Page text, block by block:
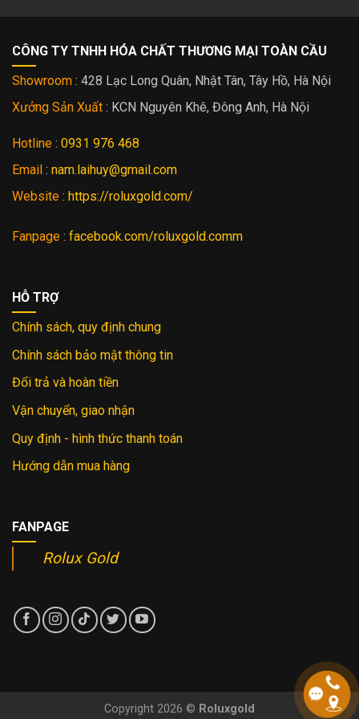
CÔNG TY TNHH HÓA CHẤT THƯƠNG MẠI TOÀN CẦU
Showroom : 428 Lạc Long Quân, Nhật Tân, Tây Hồ, Hà Nội
Xưởng Sản Xuất : KCN Nguyên Khê, Đông Anh, Hà Nội
Hotline : 0931 976 468
Email : nam.laihuy@gmail.com
Website : https://roluxgold.com/
Fanpage : facebook.com/roluxgold.comm
HỖ TRỢ
Chính sách, quy định chung
Chính sách bảo mật thông tin
Đổi trả và hoàn tiền
Vận chuyển, giao nhận
Quy định - hình thức thanh toán
Hướng dẫn mua hàng
FANPAGE
Rolux Gold
Copyright 2026 © Roluxgold